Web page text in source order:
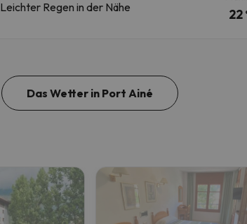
Leichter Regen in der Nähe
22
Das Wetter in Port Ainé